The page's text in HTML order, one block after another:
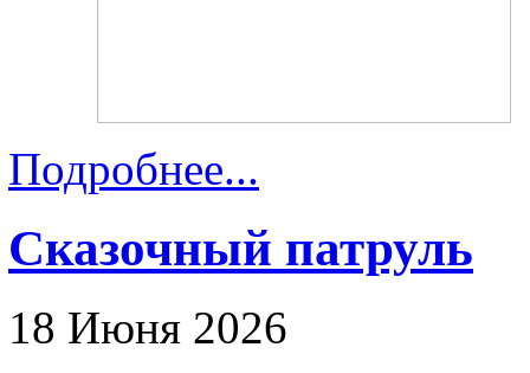
Подробнее...
Сказочный патруль
18 Июня 2026